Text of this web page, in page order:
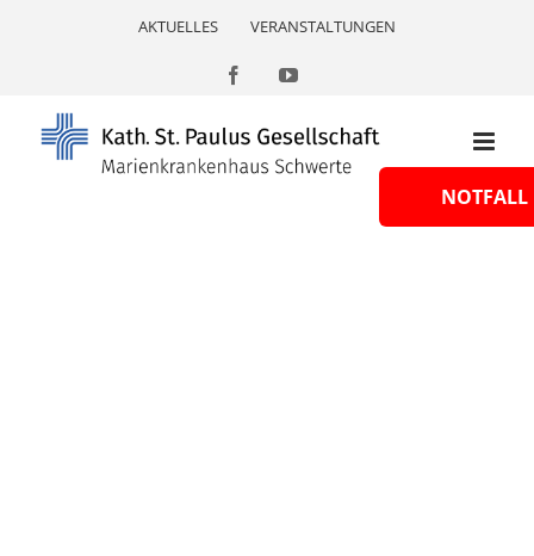
AKTUELLES VERANSTALTUNGEN
FacebookYouTube
NOTFALL